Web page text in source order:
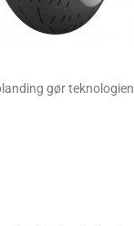
gør teknologien